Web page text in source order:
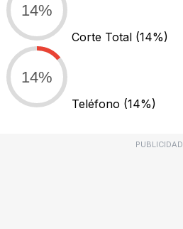
14%
Corte Total (14%)
14%
Teléfono (14%)
PUBLICIDAD